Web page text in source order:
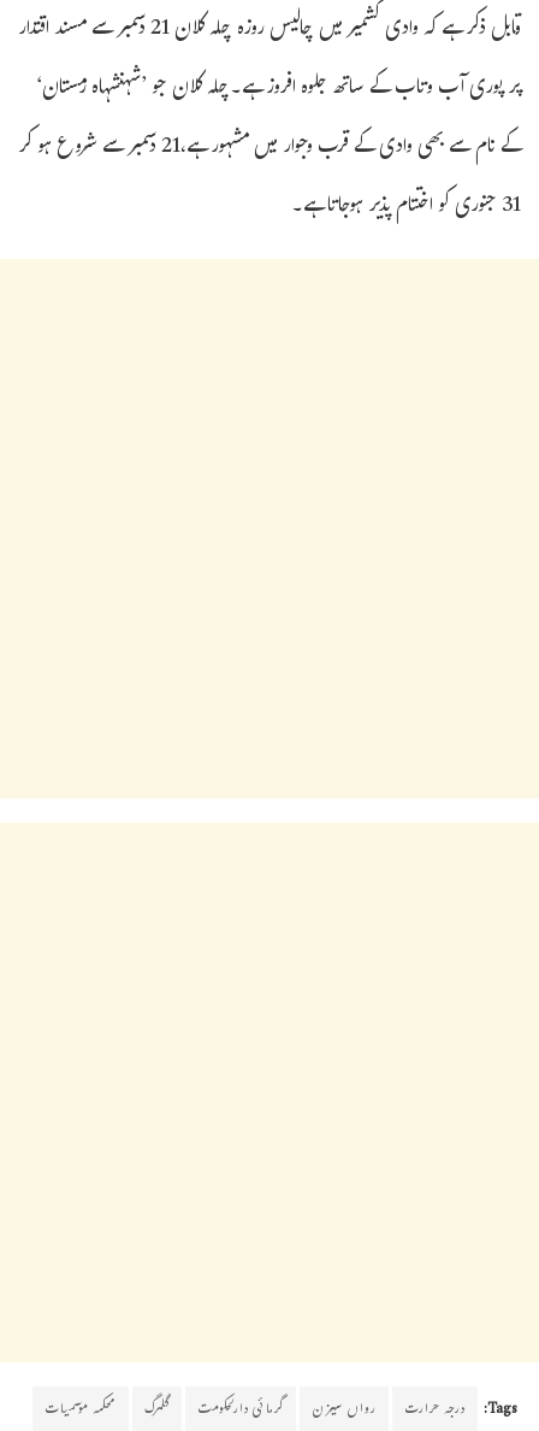
قابل ذکر ہے کہ وادی کشمیر میں چالیس روزہ چلہ کلان 21 دسمبر سے مسند اقتدار
پر پوری آب وتاب کے ساتھ جلوہ افروز ہے۔چلہ کلان جو ’شہنشہاہ زمستان‘
کے نام سے بھی وادی کے قرب وجوار میں مشہور ہے،21 دسمبر سے شروع ہو کر
31 جنوری کو اختتام پذیر ہوجاتا ہے۔
Tags: درجہ حرارت رواں سیزن گرمائی دارلحکومت گلمرگ
محکمہ موسمیات